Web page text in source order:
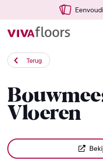
Terug
Vloeren